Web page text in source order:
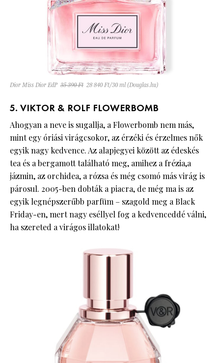
Dior Miss Dior EdP 35 390 Ft 28 840 Ft/30 ml (Douglas.hu)
5. VIKTOR & ROLF FLOWERBOMB
Ahogyan a neve is sugallja, a Flowerbomb nem más,
mint egy óriási virágcsokor, az érzéki és érzelmes nők
egyik nagy kedvence. Az alapjegyei között az édeskés
tea és a bergamott található meg, amihez a frézia,a
jázmin, az orchidea, a rózsa és még csomó más virág is
párosul. 2005-ben dobták a piacra, de még ma is az
egyik legnépszerűbb parfüm – szagold meg a Black
Friday-en, mert nagy eséllyel fog a kedvenceddé válni,
ha szereted a virágos illatokat!